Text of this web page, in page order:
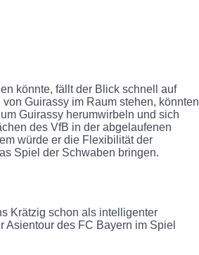
könnte, fällt der Blick schnell auf
Guirassy im Raum stehen, könnten
Guirassy herumwirbeln und sich
des VfB in der abgelaufenen
würde er die Flexibilität der
Spiel der Schwaben bringen.
Krätzig schon als intelligenter
des FC Bayern im Spiel